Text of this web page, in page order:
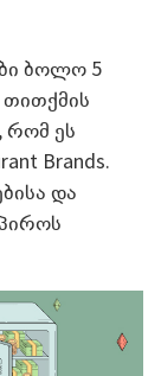
ბოლო 5
რომ ეს
Brands.
და